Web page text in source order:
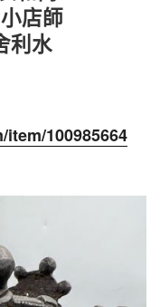
店師
利水
100985664